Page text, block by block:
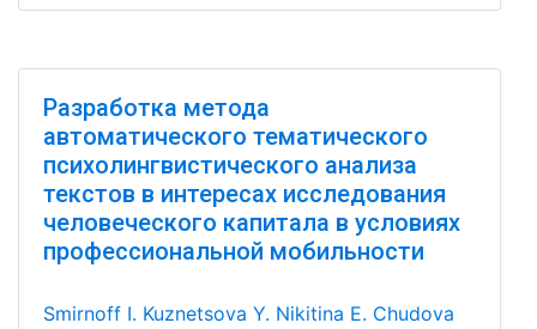
Разработка метода
автоматического тематического
психолингвистического анализа
текстов в интересах исследования
человеческого капитала в условиях
профессиональной мобильности
Smirnoff I. Kuznetsova Y. Nikitina E. Chudova